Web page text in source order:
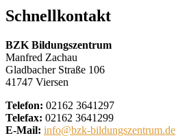
Schnellkontakt
BZK Bildungszentrum
Manfred Zachau
Gladbacher Straße 106
41747 Viersen
Telefon: 02162 3641297
Telefax: 02162 3641299
E-Mail: info@bzk-bildungszentrum.de